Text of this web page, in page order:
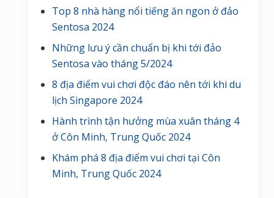
Top 8 nhà hàng nổi tiếng ăn ngon ở đảo
Sentosa 2024
Những lưu ý cần chuẩn bị khi tới đảo
Sentosa vào tháng 5/2024
8 địa điểm vui chơi độc đáo nên tới khi du
lịch Singapore 2024
Hành trình tận hưởng mùa xuân tháng 4
ở Côn Minh, Trung Quốc 2024
Khám phá 8 địa điểm vui chơi tại Côn
Minh, Trung Quốc 2024